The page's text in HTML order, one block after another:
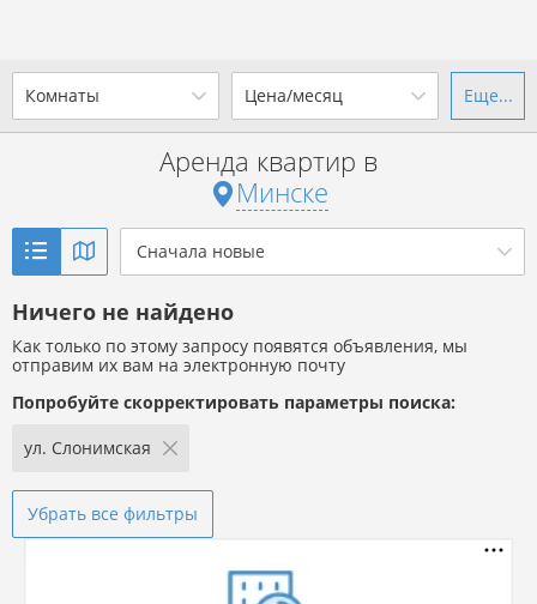
Комнаты
2-комн. 3-комн. 4+
Цена/месяц
от до
р. за всё
Еще...
Аренда квартир в
Минске
Сначала новые
Ничего не найдено
Как только по этому запросу появятся объявления, мы
отправим их вам на электронную почту
Попробуйте скорректировать параметры поиска:
ул. Слонимская
Убрать все фильтры
Ваш город -г. Минск?
Выбрать город